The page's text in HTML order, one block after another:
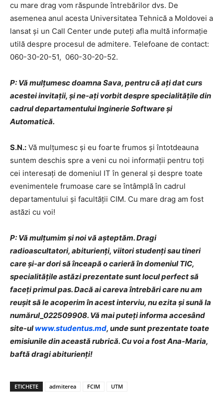
cu mare drag vom răspunde întrebărilor dvs. De
asemenea anul acesta Universitatea Tehnică a Moldovei a
lansat și un Call Center unde puteți afla multă informație
utilă despre procesul de admitere. Telefoane de contact:
060-30-20-51, 060-30-20-52.
P: Vă mulțumesc doamna Sava, pentru că ați dat curs
acestei invitații, și ne-ați vorbit despre specialitățile din
cadrul departamentului Inginerie Software și
Automatică.
S.N.: Vă mulțumesc și eu foarte frumos și întotdeauna
suntem deschis spre a veni cu noi informații pentru toți
cei interesați de domeniul IT în general și despre toate
evenimentele frumoase care se întâmplă în cadrul
departamentului și facultății CIM. Cu mare drag am fost
astăzi cu voi!
P: Vă mulțumim și noi vă așteptăm. Dragi
radioascultatori, abiturienți, viitori studenți sau tineri
care și-ar dori să înceapă o carieră în domeniul TIC,
specialitățile astăzi prezentate sunt locul perfect să
faceți primul pas. Dacă ai careva întrebări care nu am
reușit să le acoperim în acest interviu, nu ezita și sună la
numărul_022509908. Vă mai puteți informa accesând
site-ulwww.studentus.md, unde sunt prezentate toate
emisiunile din această rubrică. Cu voi a fost Ana-Maria,
baftă dragi abiturienți!
ETICHETE admiterea FCIM UTM